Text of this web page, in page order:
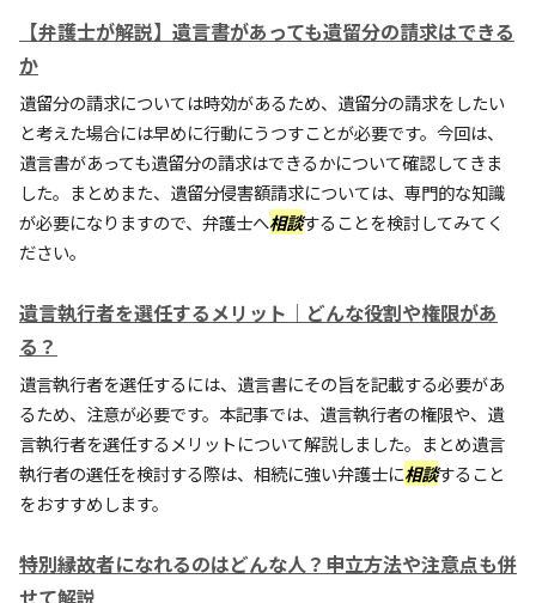
【弁護士が解説】遺言書があっても遺留分の請求はできる
か
遺留分の請求については時効があるため、遺留分の請求をしたい
と考えた場合には早めに行動にうつすことが必要です。今回は、
遺言書があっても遺留分の請求はできるかについて確認してきま
した。まとめまた、遺留分侵害額請求については、専門的な知識
が必要になりますので、弁護士へ相談することを検討してみてく
ださい。
遺言執行者を選任するメリット｜どんな役割や権限があ
る？
遺言執行者を選任するには、遺言書にその旨を記載する必要があ
るため、注意が必要です。本記事では、遺言執行者の権限や、遺
言執行者を選任するメリットについて解説しました。まとめ遺言
執行者の選任を検討する際は、相続に強い弁護士に相談すること
をおすすめします。
特別縁故者になれるのはどんな人？申立方法や注意点も併
せて解説